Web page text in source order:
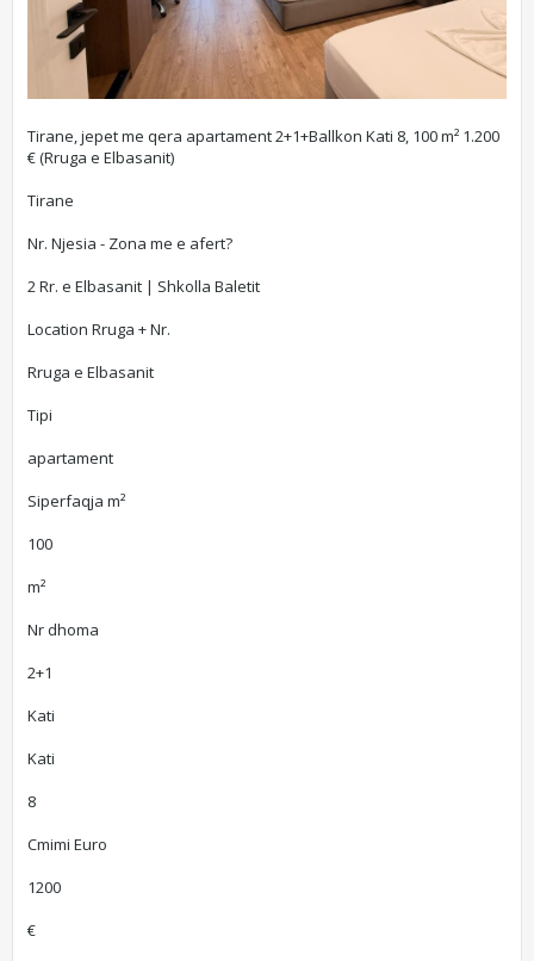
Tirane, jepet me qera apartament 2+1+Ballkon Kati 8, 100 m² 1.200
€ (Rruga e Elbasanit)
Tirane
Nr. Njesia - Zona me e afert?
2 Rr. e Elbasanit | Shkolla Baletit
Location Rruga + Nr.
Rruga e Elbasanit
Tipi
apartament
Siperfaqja m²
100
m²
Nr dhoma
2+1
Kati
Kati
8
Cmimi Euro
1200
€